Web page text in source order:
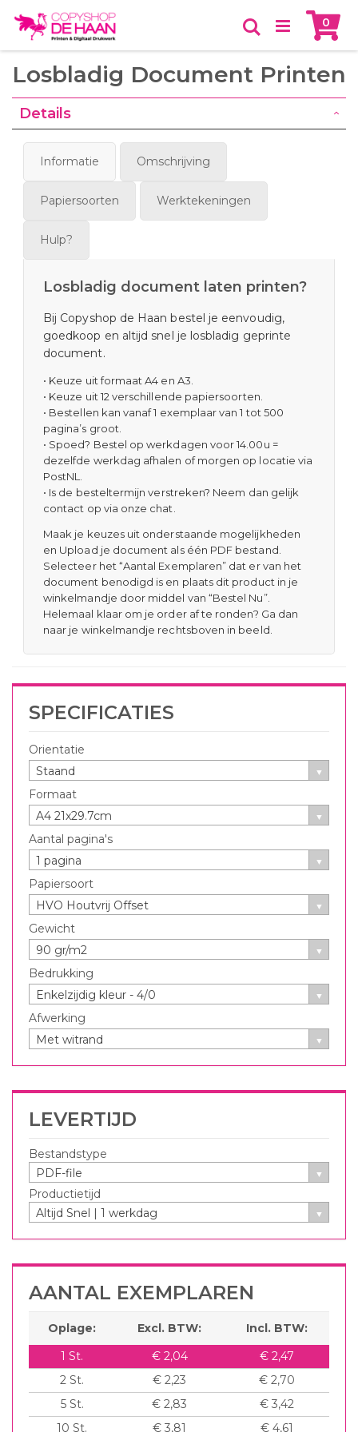
to
Content
0
Zoeken
Losbladig Document Printen
AANTAL EXEMPLAREN
Oplage: Excl. BTW:
Incl. BTW:
1 St. € 2,04
€ 2,47
2 St. € 2,23
€ 2,70
5St. € 2,83
€ 3,42
10 St. € 3,81 € 4,61
LEVERTIJD
Bestandstype
PDF-file
Productietijd
Altijd Snel | 1 werkdag
SPECIFICATIES
Orientatie
Staand
Formaat
A4 21x29.7cm
Aantal pagina's
1 pagina
Papiersoort
HVO Houtvrij Offset
Gewicht
90 gr/m2
Bedrukking
Enkelzijdig kleur - 4/0
Afwerking
Met witrand
Details
Informatie Omschrijving
Papiersoorten Werktekeningen
Hulp?
Losbladig document laten printen?
Bij Copyshop de Haan bestel je eenvoudig,
goedkoop en altijd snel je losbladig geprinte
document.
• Keuze uit formaat A4 en A3.
• Keuze uit 12 verschillende papiersoorten.
• Bestellen kan vanaf 1 exemplaar van 1 tot 500
pagina’s groot.
• Spoed? Bestel op werkdagen voor 14.00u =
dezelfde werkdag afhalen of morgen op locatie via
PostNL.
• Is de besteltermijn verstreken? Neem dan gelijk
contact op via onze chat.
Maak je keuzes uit onderstaande mogelijkheden
en Upload je document als één PDF bestand.
Selecteer het “Aantal Exemplaren” dat er van het
document benodigd is en plaats dit product in je
winkelmandje door middel van “Bestel Nu”.
Helemaal klaar om je order af te ronden? Ga dan
naar je winkelmandje rechtsboven in beeld.